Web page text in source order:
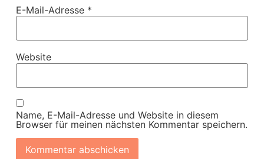
E-Mail-Adresse *
Website
Name, E-Mail-Adresse und Website in diesem
Browser für meinen nächsten Kommentar speichern.